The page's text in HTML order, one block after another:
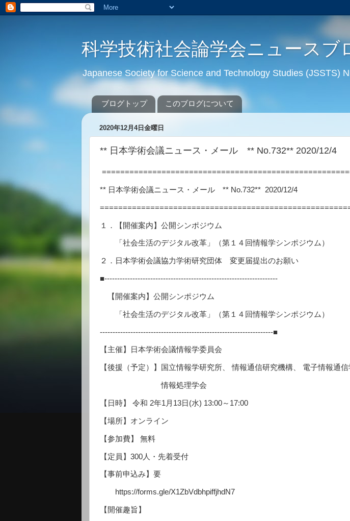
科学技術社会論学会ニュースブ
Japanese Society for Science and Technology Studies (JSSTS)
ブログトップ このブログについて
2020年12月4日金曜日
** 日本学術会議ニュース・メール ** No.732** 2020/12/4
** 日本学術会議ニュース・メール ** No.732** 2020/12/4
１．【開催案内】公開シンポジウム
「社会生活のデジタル改革」（第１４回情報学シンポジウム）
２．日本学術会議協力学術研究団体 変更届提出のお願い
■--------------------------------------------------------------------
【開催案内】公開シンポジウム
「社会生活のデジタル改革」（第１４回情報学シンポジウム）
--------------------------------------------------------------------■
【主催】日本学術会議情報学委員会
【後援（予定）】国立情報学研究所、 情報通信研究機構、 電子情報通信
情報処理学会
【日時】 令和 2年1月13日(水) 13:00～17:00
【場所】オンライン
【参加費】 無料
【定員】300人・先着受付
【事前申込み】要
https://forms.gle/X1ZbVdbhpiffjhdN7
【開催趣旨】